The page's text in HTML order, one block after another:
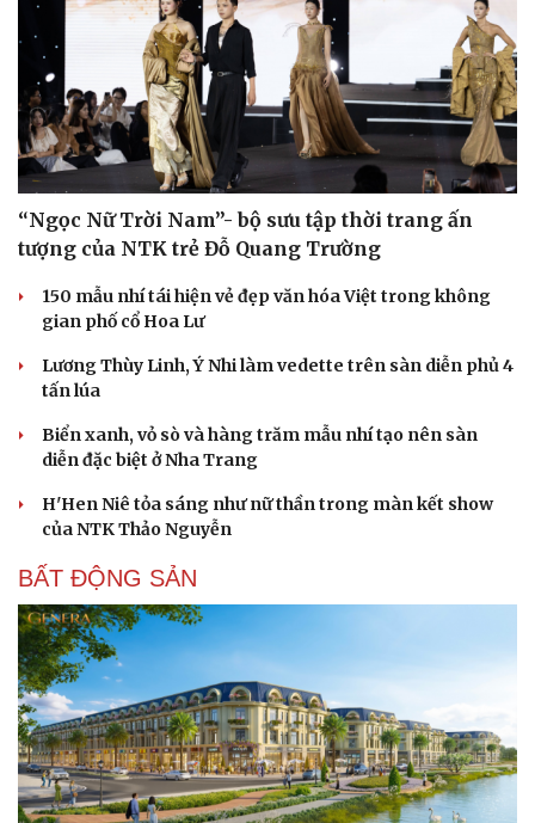
Sức khỏe
Dinh dưỡng - món ngon
Cây thuốc
Sản phụ khoa
Nhi khoa
Nam khoa
Phòng mạch online
Ăn sạch sống khỏe
Đời sống
Nhà đẹp
Blog
Tình yêu - Gia đình
“Ngọc Nữ Trời Nam”- bộ sưu tập thời trang ấn
tượng của NTK trẻ Đỗ Quang Trường
150 mẫu nhí tái hiện vẻ đẹp văn hóa Việt trong không
gian phố cổ Hoa Lư
Lương Thùy Linh, Ý Nhi làm vedette trên sàn diễn phủ 4
tấn lúa
Biển xanh, vỏ sò và hàng trăm mẫu nhí tạo nên sàn
diễn đặc biệt ở Nha Trang
H'Hen Niê tỏa sáng như nữ thần trong màn kết show
của NTK Thảo Nguyễn
BẤT ĐỘNG SẢN